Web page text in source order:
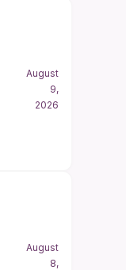
August
9,
2026
August
8,